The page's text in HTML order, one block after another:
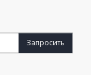
Запросить